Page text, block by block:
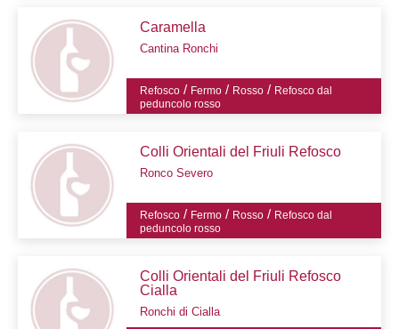
Caramella
Cantina Ronchi
Refosco / Fermo / Rosso / Refosco dal
peduncolo rosso
Colli Orientali del Friuli Refosco
Ronco Severo
Refosco / Fermo / Rosso / Refosco dal
peduncolo rosso
Colli Orientali del Friuli Refosco
Cialla
Ronchi di Cialla